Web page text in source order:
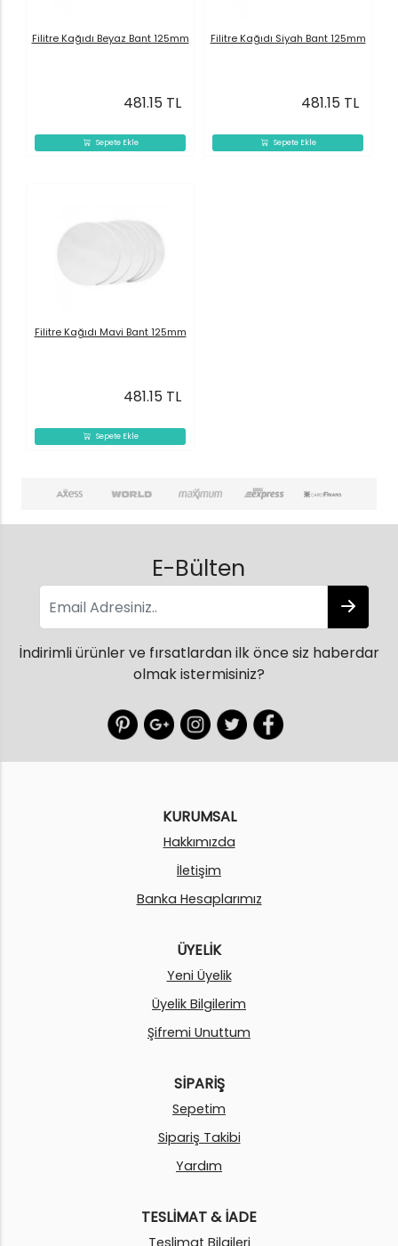
Sepete Ekle
Filitre Kağıdı Beyaz Bant 125mm
481.15 TL
Sepete Ekle
Filitre Kağıdı Siyah Bant 125mm
481.15 TL
Sepete Ekle
Filitre Kağıdı Mavi Bant 125mm
481.15 TL
E-Bülten
İndirimli ürünler ve fırsatlardan ilk önce siz haberdar
olmak istermisiniz?
KURUMSAL
Hakkımızda
İletişim
Banka Hesaplarımız
ÜYELİK
Yeni Üyelik
Üyelik Bilgilerim
Şifremi Unuttum
SİPARİŞ
Sepetim
Sipariş Takibi
Yardım
TESLİMAT & İADE
Teslimat Bilgileri